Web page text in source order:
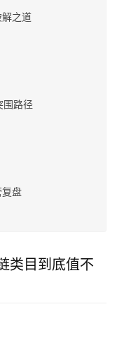
之道
围路径
复盘
类目到底值不